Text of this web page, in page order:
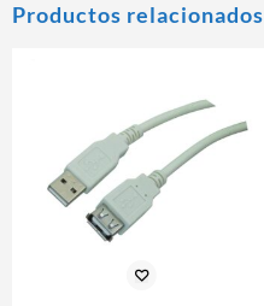
Productos relacionados